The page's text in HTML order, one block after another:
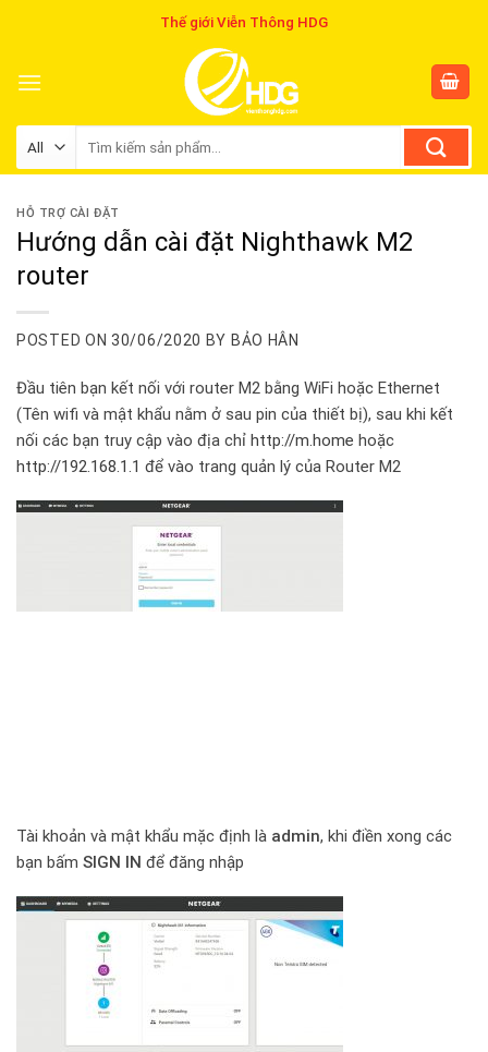
Thế giới Viễn Thông HDG
HỖ TRỢ CÀI ĐẶT
Hướng dẫn cài đặt Nighthawk M2
router
POSTED ON 30/06/2020 BY BẢO HÂN
Đầu tiên bạn kết nối với router M2 bằng WiFi hoặc Ethernet
(Tên wifi và mật khẩu nằm ở sau pin của thiết bị), sau khi kết
nối các bạn truy cập vào địa chỉ http://m.home hoặc
http://192.168.1.1 để vào trang quản lý của Router M2
Tài khoản và mật khẩu mặc định là admin, khi điền xong các
bạn bấm SIGN IN để đăng nhập